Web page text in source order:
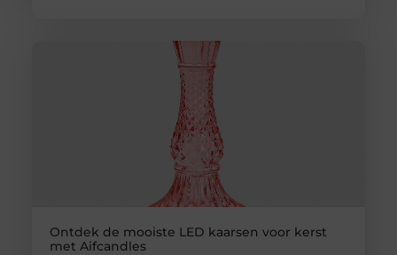
Ontdek de mooiste LED kaarsen voor kerst
met Aifcandles